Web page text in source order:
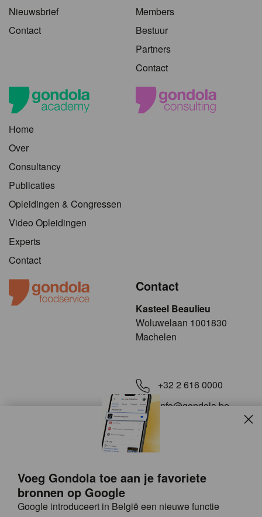
Voeg Gondola toe aan je favoriete
bronnen op Google
Google introduceert in België een nieuwe functie
Nieuwsbrief
Contact
Members
Bestuur
Partners
Contact
Home
Over
Consultancy
Publicaties
Opleidingen & Congressen
Video Opleidingen
Experts
Contact
Contact
Kasteel Beaulieu
​​​Woluwelaan 1001830
Machelen
+32 2 616 0000
info@gondola.be
Volg ons op